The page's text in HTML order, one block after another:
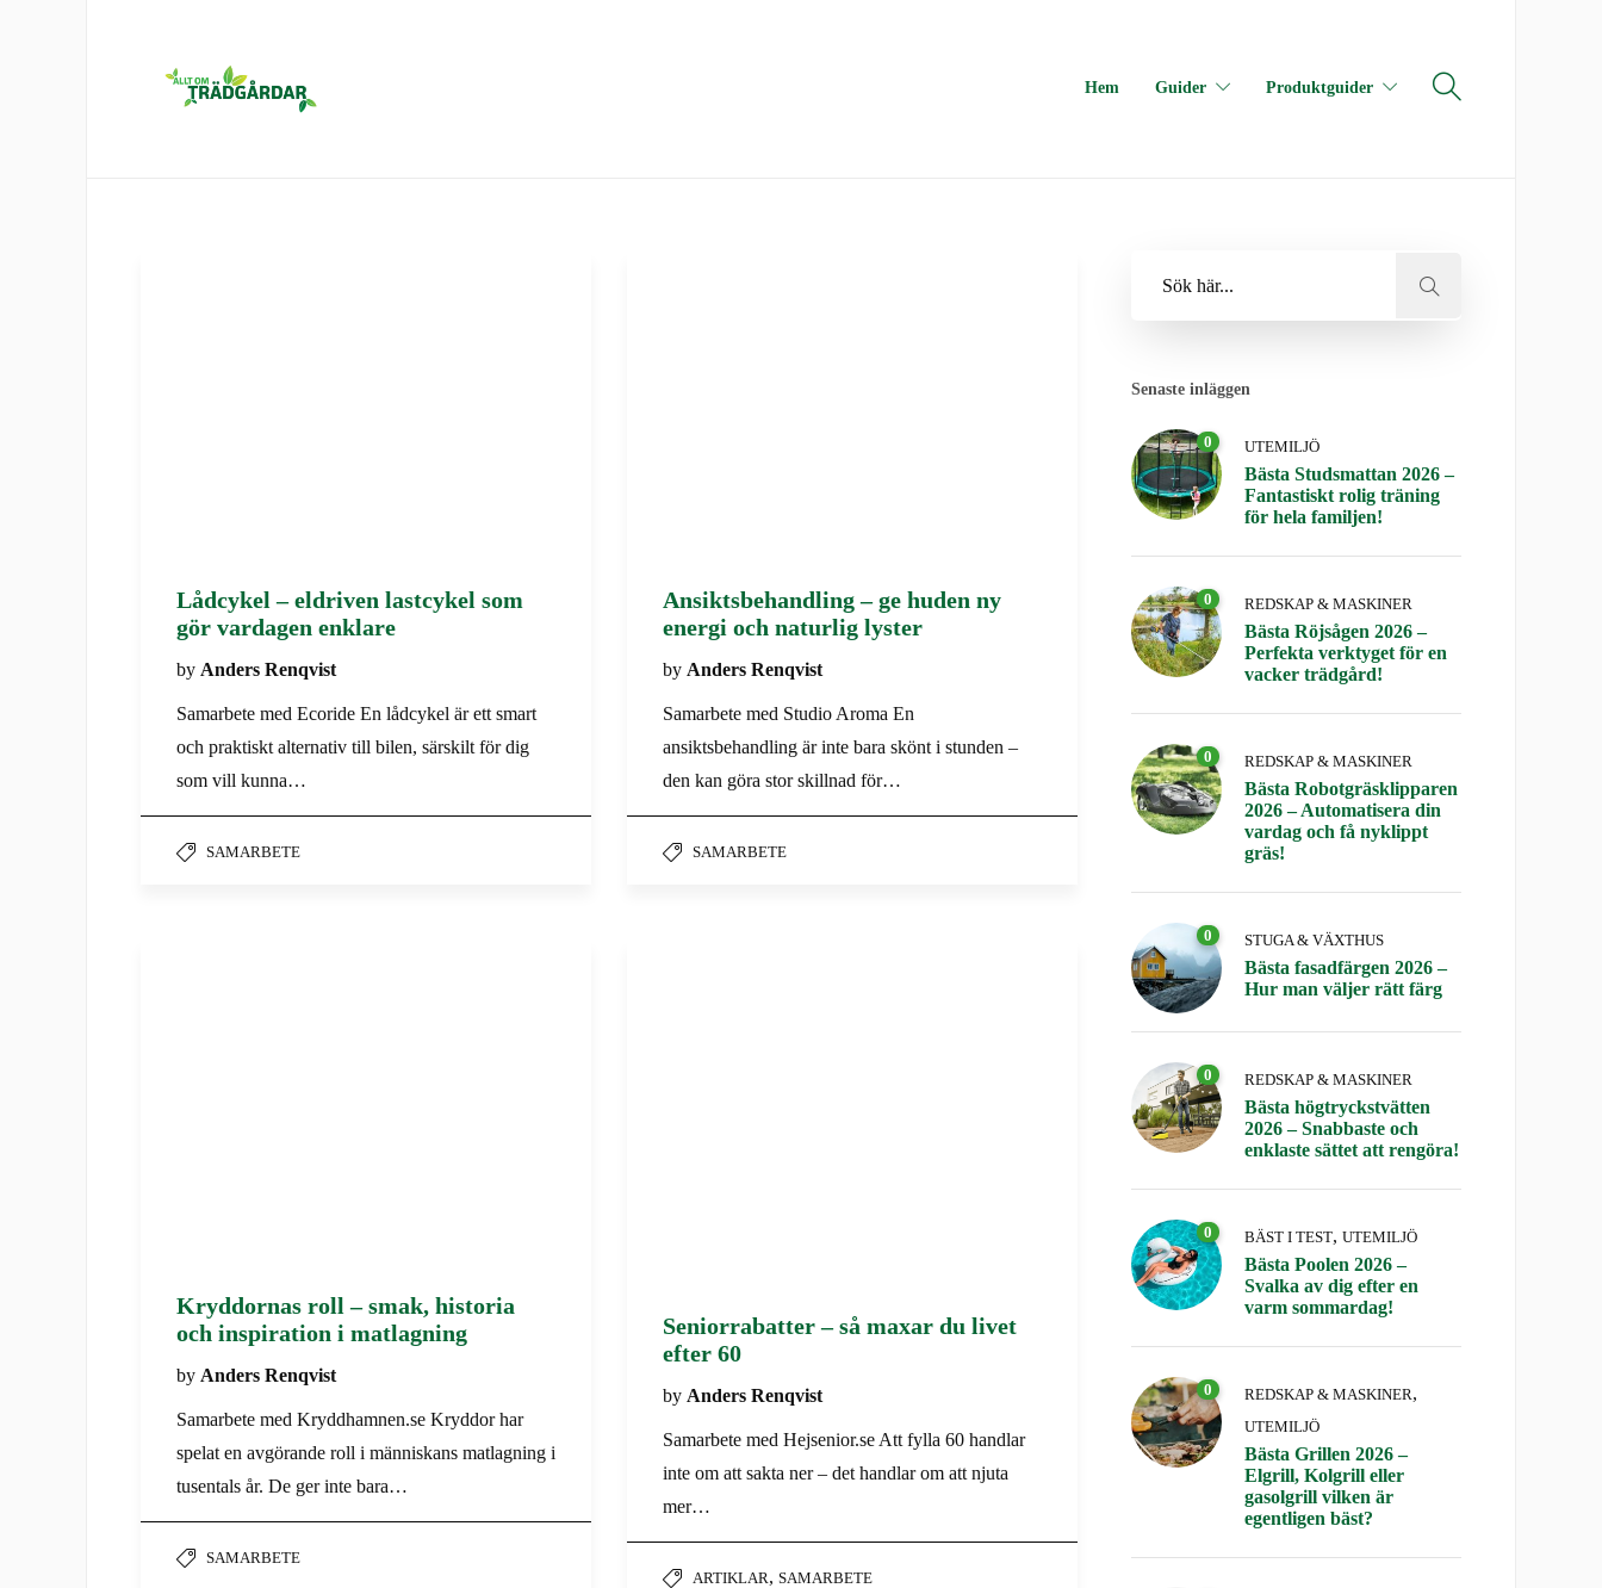
Hem Guider Produktguider
Lådcykel – eldriven lastcykel som
gör vardagen enklare
by Anders Renqvist
Samarbete med Ecoride En lådcykel är ett smart
och praktiskt alternativ till bilen, särskilt för dig
som vill kunna…
SAMARBETE
Ansiktsbehandling – ge huden ny
energi och naturlig lyster
by Anders Renqvist
Samarbete med Studio Aroma En
ansiktsbehandling är inte bara skönt i stunden –
den kan göra stor skillnad för…
SAMARBETE
Kryddornas roll – smak, historia
och inspiration i matlagning
by Anders Renqvist
Samarbete med Kryddhamnen.se Kryddor har
spelat en avgörande roll i människans matlagning i
tusentals år. De ger inte bara…
SAMARBETE
Seniorrabatter – så maxar du livet
efter 60
by Anders Renqvist
Samarbete med Hejsenior.se Att fylla 60 handlar
inte om att sakta ner – det handlar om att njuta
mer…
ARTIKLAR, SAMARBETE
Senaste inläggen
0 UTEMILJÖ
Bästa Studsmattan 2026 –
Fantastiskt rolig träning
för hela familjen!
0 REDSKAP & MASKINER
Bästa Röjsågen 2026 –
Perfekta verktyget för en
vacker trädgård!
0 REDSKAP & MASKINER
Bästa Robotgräsklipparen
2026 – Automatisera din
vardag och få nyklippt
gräs!
0 STUGA & VÄXTHUS
Bästa fasadfärgen 2026 –
Hur man väljer rätt färg
0 REDSKAP & MASKINER
Bästa högtryckstvätten
2026 – Snabbaste och
enklaste sättet att rengöra!
0 BÄST I TEST, UTEMILJÖ
Bästa Poolen 2026 –
Svalka av dig efter en
varm sommardag!
0 REDSKAP & MASKINER,
UTEMILJÖ
Bästa Grillen 2026 –
Elgrill, Kolgrill eller
gasolgrill vilken är
egentligen bäst?